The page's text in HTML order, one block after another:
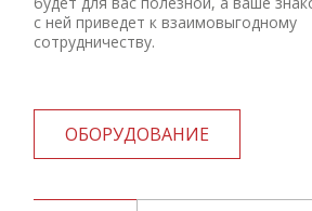
с ней приведет к взаимовыгодному
сотрудничеству.
ОБОРУДОВАНИЕ